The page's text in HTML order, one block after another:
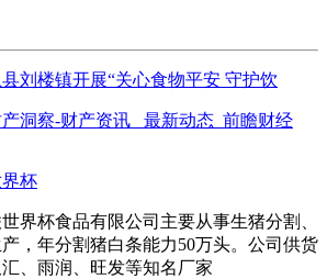
刘楼镇开展“关心食物平安 守护饮
洞察-财产资讯_ 最新动态_前瞻财经
界杯食品有限公司主要从事生猪分割、
，年分割猪白条能力50万头。公司供货
、雨润、旺发等知名厂家